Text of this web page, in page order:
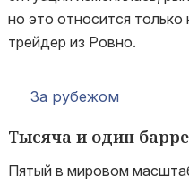
но это относится
трейдер из Ровно.
За рубежом
Тысяча и один
Пятый в мировом